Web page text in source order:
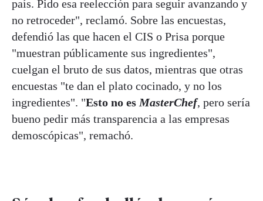
país. Pido esa reelección para seguir avanzando y
no retroceder", reclamó. Sobre las encuestas,
defendió las que hacen el CIS o Prisa porque
"muestran públicamente sus ingredientes",
cuelgan el bruto de sus datos, mientras que otras
encuestas "te dan el plato cocinado, y no los
ingredientes". "Esto no es MasterChef, pero sería
bueno pedir más transparencia a las empresas
demoscópicas", remachó.